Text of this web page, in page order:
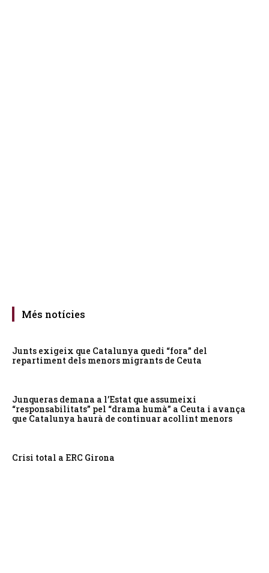
Més notícies
Junts exigeix que Catalunya quedi “fora” del
repartiment dels menors migrants de Ceuta
Junqueras demana a l’Estat que assumeixi
“responsabilitats” pel “drama humà” a Ceuta i avança
que Catalunya haurà de continuar acollint menors
Crisi total a ERC Girona